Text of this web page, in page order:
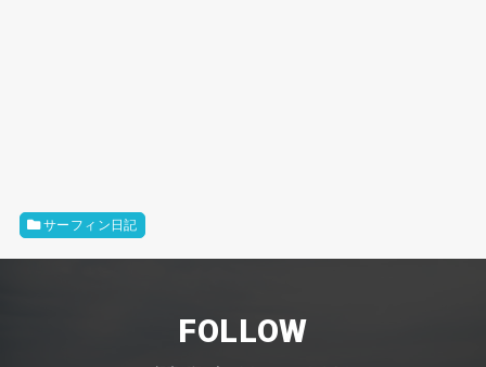
サーフィン日記
FOLLOW